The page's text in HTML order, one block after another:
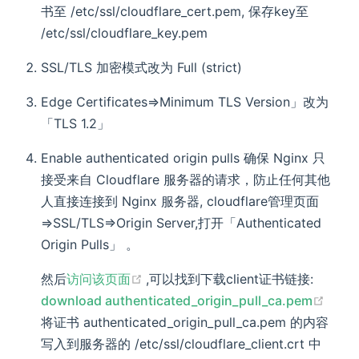
书至 /etc/ssl/cloudflare_cert.pem, 保存key至
/etc/ssl/cloudflare_key.pem
SSL/TLS 加密模式改为 Full (strict)
Edge Certificates=>Minimum TLS Version」改为
「TLS 1.2」
Enable authenticated origin pulls 确保 Nginx 只
接受来自 Cloudflare 服务器的请求，防止任何其他
人直接连接到 Nginx 服务器, cloudflare管理页面
=>SSL/TLS=>Origin Server,打开「Authenticated
Origin Pulls」 。
然后访问该页面 (opens new window)
,可以找到下载client证书链接:
download authenticated_origin_pull_ca.pem
将证书 authenticated_origin_pull_ca.pem 的内容
写入到服务器的 /etc/ssl/cloudflare_client.crt 中